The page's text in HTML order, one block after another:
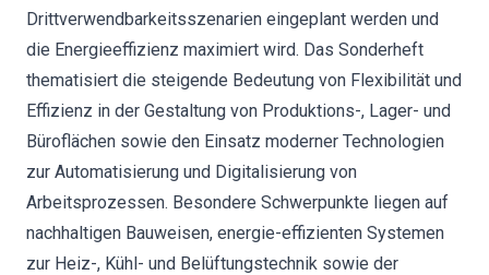
Drittverwendbarkeitsszenarien eingeplant werden und
die Energieeffizienz maximiert wird. Das Sonderheft
thematisiert die steigende Bedeutung von Flexibilität und
Effizienz in der Gestaltung von Produktions-, Lager- und
Büroflächen sowie den Einsatz moderner Technologien
zur Automatisierung und Digitalisierung von
Arbeitsprozessen. Besondere Schwerpunkte liegen auf
nachhaltigen Bauweisen, energie-effizienten Systemen
zur Heiz-, Kühl- und Belüftungstechnik sowie der